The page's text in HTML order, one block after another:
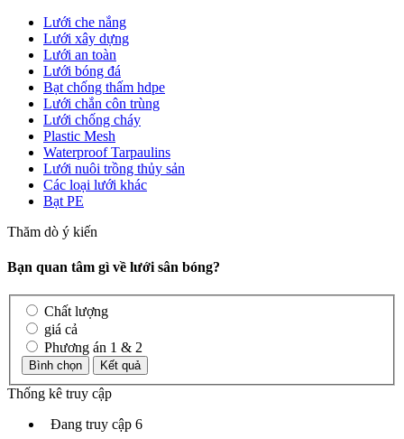
Lưới che nắng
Lưới xây dựng
Lưới an toàn
Lưới bóng đá
Bạt chống thấm hdpe
Lưới chắn côn trùng
Lưới chống cháy
Plastic Mesh
Waterproof Tarpaulins
Lưới nuôi trồng thủy sản
Các loại lưới khác
Bạt PE
Thăm dò ý kiến
Bạn quan tâm gì về lưới sân bóng?
Chất lượng
giá cả
Phương án 1 & 2
Thống kê truy cập
Đang truy cập 6